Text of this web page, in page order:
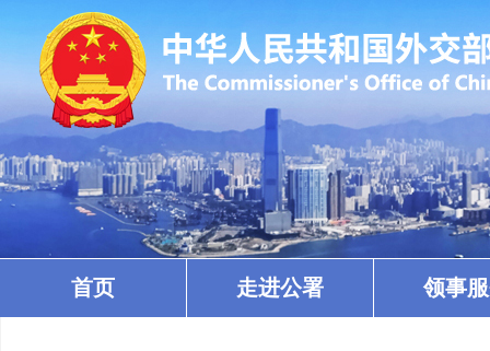
首页 走进公署 领事